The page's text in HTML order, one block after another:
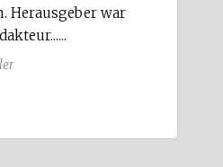
Herausgeber war